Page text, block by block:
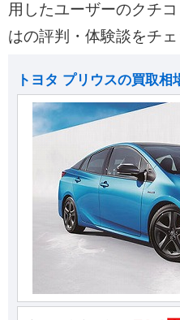
用したユーザーのクチ
はの評判・体験談をチェ
トヨタ プリウスの買取相